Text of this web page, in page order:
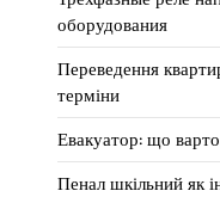
оборудования
Переведення
терміни
Евакуатор: що
Пенал шкільний як